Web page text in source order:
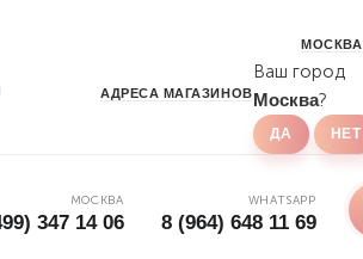
АДРЕСА МАГАЗИНОВ
МОСКВА
Ваш город
Москва?
МОСКВА
347 14 06
WHATSAPP
8 (964) 648 11 69